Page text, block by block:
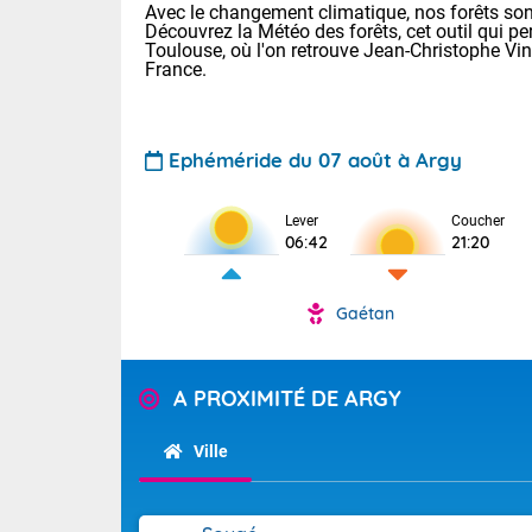
Tendance
Avec le changement climatique, nos forêts
Découvrez la Météo des forêts, cet outil qui
Toulouse, où l'on retrouve Jean-Christophe
France.
Ephéméride du 07 août à Argy
Lever
06:42
Coucher
21:20
Gaétan
A PROXIMITÉ DE ARGY
Ville
Voici les
: 18/25 Paris
Clermont-
Lille : 18/26
Cet après-
territoire.
mistral